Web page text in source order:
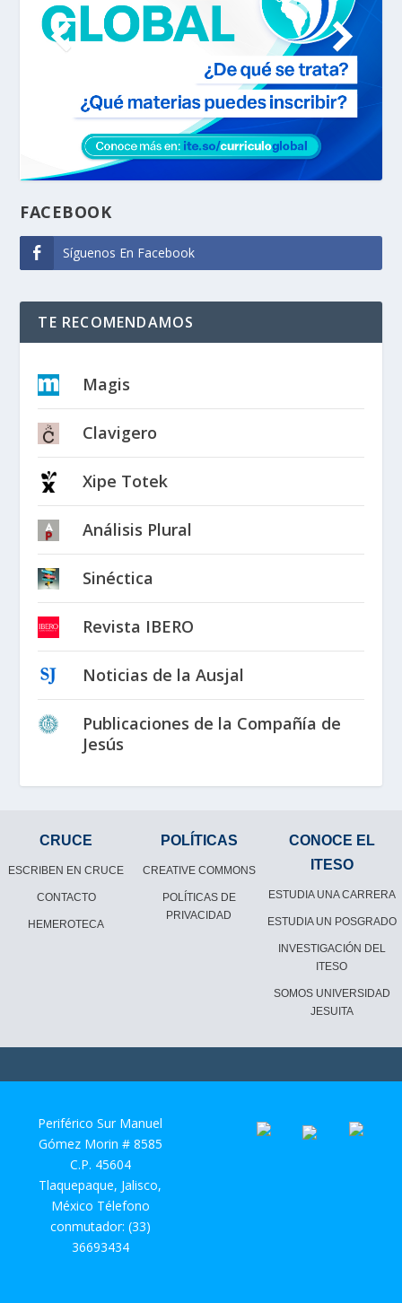
FACEBOOK
Síguenos En Facebook
TE RECOMENDAMOS
Magis
Clavigero
Xipe Totek
Análisis Plural
Sinéctica
Revista IBERO
Noticias de la Ausjal
Publicaciones de la Compañía de
Jesús
CRUCE
ESCRIBEN EN CRUCE
CONTACTO
HEMEROTECA
POLÍTICAS
CREATIVE COMMONS
POLÍTICAS DE
PRIVACIDAD
CONOCE EL
ITESO
ESTUDIA UNA CARRERA
ESTUDIA UN POSGRADO
INVESTIGACIÓN DEL
ITESO
SOMOS UNIVERSIDAD
JESUITA
Periférico Sur Manuel
Gómez Morin # 8585
C.P. 45604
Tlaquepaque, Jalisco,
México Télefono
conmutador: (33)
36693434